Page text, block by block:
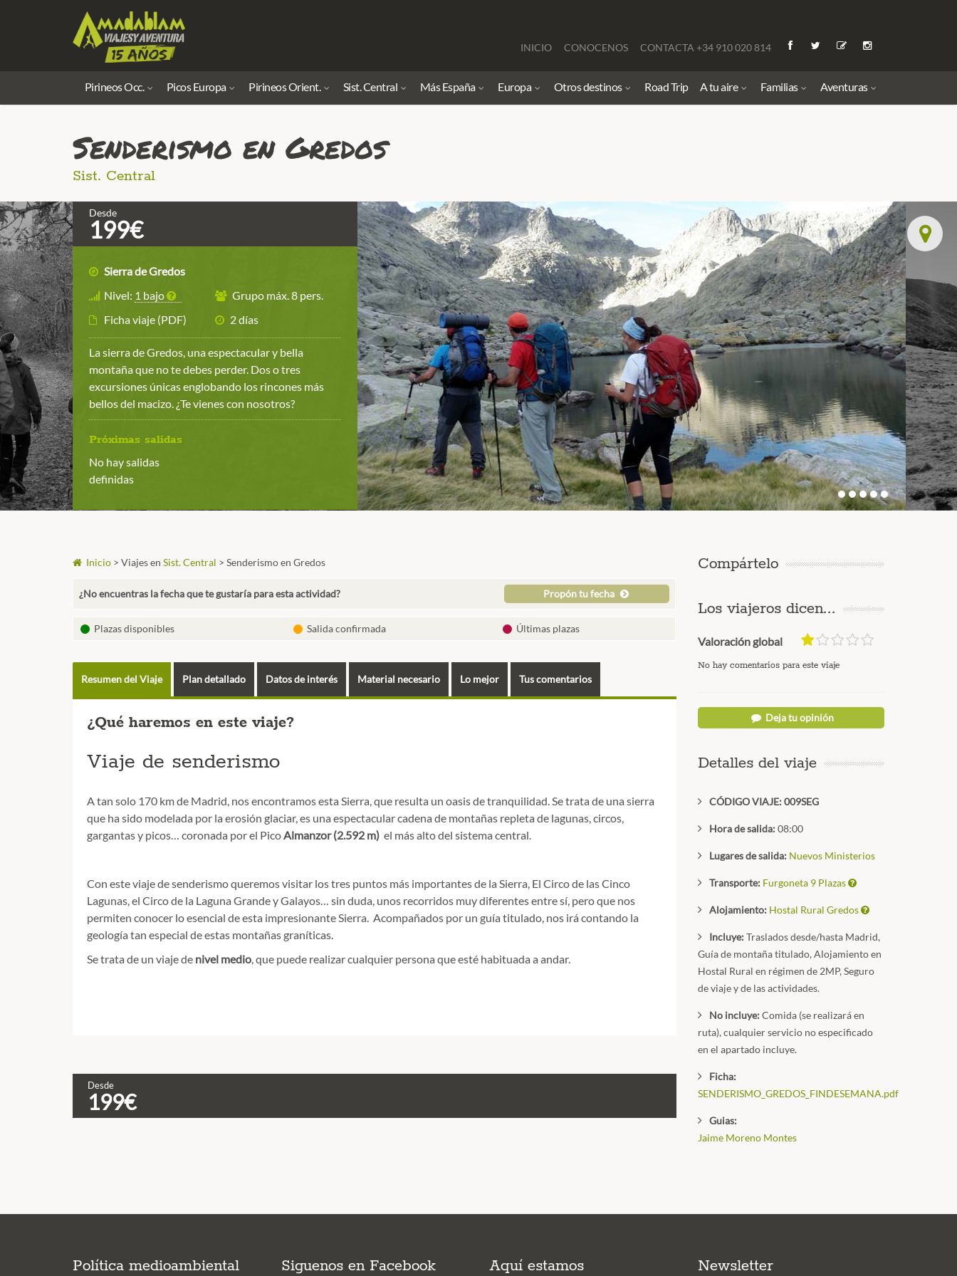
INICIO CONOCENOS CONTACTA +34 910 020 814
Pirineos Occ. Picos Europa Pirineos Orient. Sist. Central Más España Europa Otros destinos Road Trip A tu aire Familias Aventuras
Senderismo en Gredos
Sist. Central
Desde
199€
Sierra de Gredos
Nivel: 1 bajo
Grupo máx. 8 pers.
Ficha viaje (PDF)
2 días
La sierra de Gredos, una espectacular y bella
montaña que no te debes perder. Dos o tres
excursiones únicas englobando los rincones más
bellos del macizo. ¿Te vienes con nosotros?
Próximas salidas
No hay salidas
definidas
Inicio > Viajes en Sist. Central > Senderismo en Gredos
¿No encuentras la fecha que te gustaría para esta actividad? Propón tu fecha
Plazas disponibles Salida confirmada Últimas plazas
Resumen del Viaje Plan detallado Datos de interés Material necesario Lo mejor Tus comentarios
¿Qué haremos en este viaje?
Viaje de senderismo
A tan solo 170 km de Madrid, nos encontramos esta Sierra, que resulta un oasis de tranquilidad. Se trata de una sierra
que ha sido modelada por la erosión glaciar, es una espectacular cadena de montañas repleta de lagunas, circos,
gargantas y picos… coronada por el Pico Almanzor (2.592 m) el más alto del sistema central.
Con este viaje de senderismo queremos visitar los tres puntos más importantes de la Sierra, El Circo de las Cinco
Lagunas, el Circo de la Laguna Grande y Galayos… sin duda, unos recorridos muy diferentes entre sí, pero que nos
permiten conocer lo esencial de esta impresionante Sierra. Acompañados por un guía titulado, nos irá contando la
geología tan especial de estas montañas graníticas.
Se trata de un viaje de nivel medio , que puede realizar cualquier persona que esté habituada a andar.
Desde
199€
Compártelo
Los viajeros dicen...
Valoración global
No hay comentarios para este viaje
Deja tu opinión
Detalles del viaje
CÓDIGO VIAJE: 009SEG
Hora de salida:08:00
Lugares de salida: Nuevos Ministerios
Transporte: Furgoneta 9 Plazas
Alojamiento: Hostal Rural Gredos
Incluye:Traslados desde/hasta Madrid,
Guía de montaña titulado, Alojamiento en
Hostal Rural en régimen de 2MP, Seguro
de viaje y de las actividades.
No incluye:Comida (se realizará en
ruta), cualquier servicio no especificado
en el apartado incluye.
Ficha:
SENDERISMO_GREDOS_FINDESEMANA.pdf
Guias:
Jaime Moreno Montes
Política medioambiental Siguenos en Facebook Aquí estamos Newsletter